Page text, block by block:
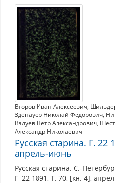
Второв Иван Алексеевич,
Зденауер Николай Федорович,
Валуев Петр Александрович,
Александр Николаевич
Русская старина. Г. 22
апрель-июнь
Русская старина. С.-
Г. 22 1891, Т. 70, [кн. 4],